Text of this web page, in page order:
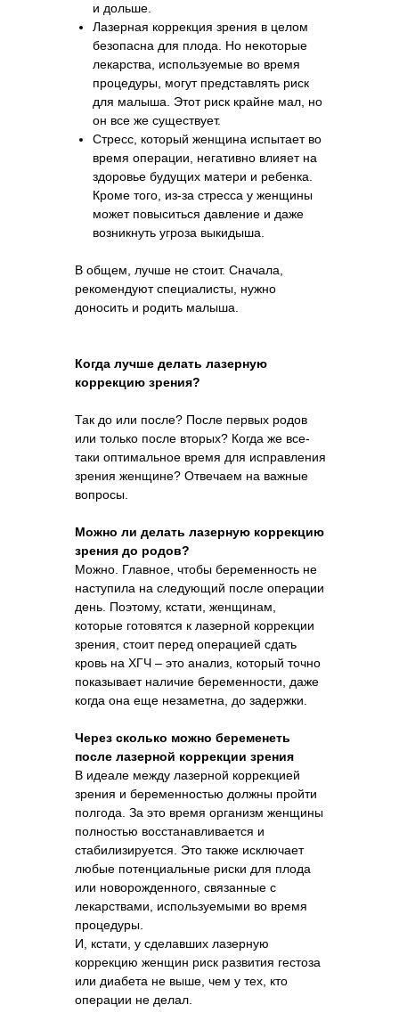
и дольше.
Лазерная коррекция зрения в целом
безопасна для плода. Но некоторые
лекарства, используемые во время
процедуры, могут представлять риск
для малыша. Этот риск крайне мал, но
он все же существует.
Стресс, который женщина испытает во
время операции, негативно влияет на
здоровье будущих матери и ребенка.
Кроме того, из-за стресса у женщины
может повыситься давление и даже
возникнуть угроза выкидыша.
В общем, лучше не стоит. Сначала,
рекомендуют специалисты, нужно
доносить и родить малыша.
Когда лучше делать лазерную
коррекцию зрения?
Так до или после? После первых родов
или только после вторых? Когда же все-
таки оптимальное время для исправления
зрения женщине? Отвечаем на важные
вопросы.
Можно ли делать лазерную коррекцию
зрения до родов?
Можно. Главное, чтобы беременность не
наступила на следующий после операции
день. Поэтому, кстати, женщинам,
которые готовятся к лазерной коррекции
зрения, стоит перед операцией сдать
кровь на ХГЧ – это анализ, который точно
показывает наличие беременности, даже
когда она еще незаметна, до задержки.
Через сколько можно беременеть
после лазерной коррекции зрения
В идеале между лазерной коррекцией
зрения и беременностью должны пройти
полгода. За это время организм женщины
полностью восстанавливается и
стабилизируется. Это также исключает
любые потенциальные риски для плода
или новорожденного, связанные с
лекарствами, используемыми во время
процедуры.
И, кстати, у сделавших лазерную
коррекцию женщин риск развития гестоза
или диабета не выше, чем у тех, кто
операции не делал.